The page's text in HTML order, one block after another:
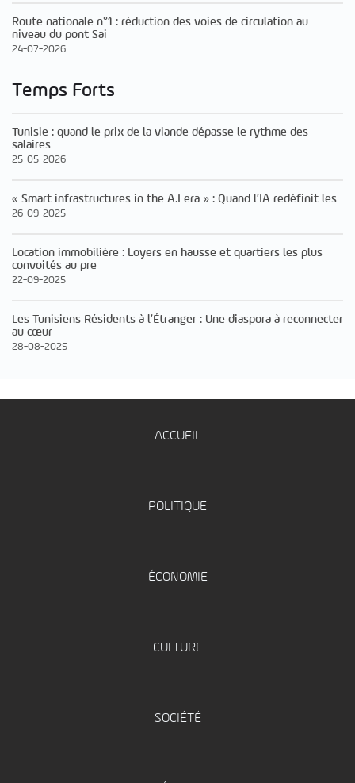
Route nationale n°1 : réduction des voies de circulation au
niveau du pont Sai
24-07-2026
Temps Forts
Tunisie : quand le prix de la viande dépasse le rythme des
salaires
25-05-2026
« Smart infrastructures in the A.I era » : Quand l’IA redéfinit les
26-09-2025
Location immobilière : Loyers en hausse et quartiers les plus
convoités au pre
22-09-2025
Les Tunisiens Résidents à l’Étranger : Une diaspora à reconnecter
au cœur
28-08-2025
ACCUEIL
POLITIQUE
ÉCONOMIE
CULTURE
SOCIÉTÉ